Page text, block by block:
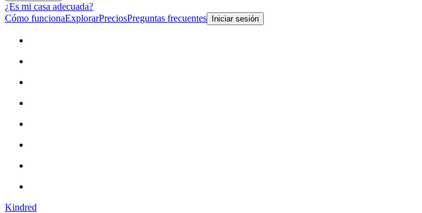
¿Es mi casa adecuada?
Cómo funcionaExplorarPreciosPreguntas frecuentes Iniciar sesión
Kindred